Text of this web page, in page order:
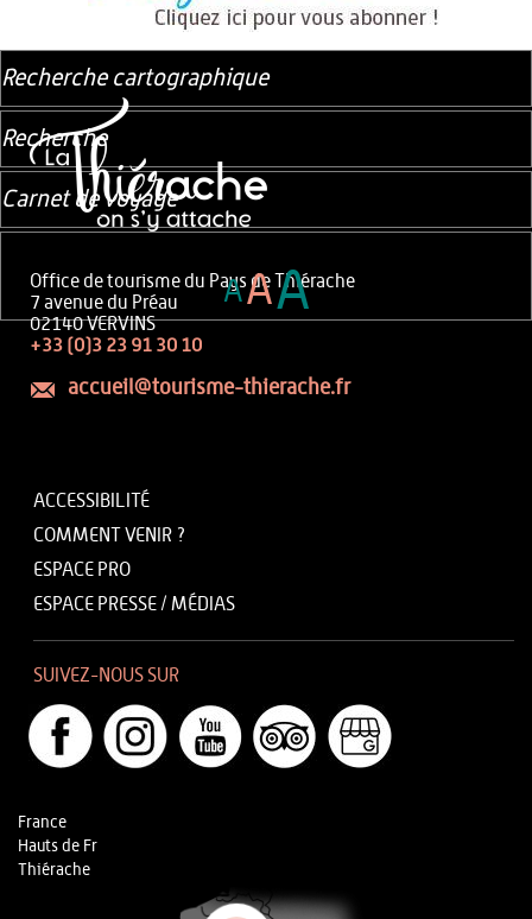
Office de tourisme du Pays de Thiérache
7 avenue du Préau
02140 VERVINS
+33 (0)3 23 91 30 10
accueil@tourisme-thierache.fr
ACCESSIBILITÉ
COMMENT VENIR ?
ESPACE PRO
ESPACE PRESSE / MÉDIAS
SUIVEZ-NOUS SUR
France
Hauts de Fr
Thiérache
Recherche cartographique
Recherche
Carnet de voyage
AAA